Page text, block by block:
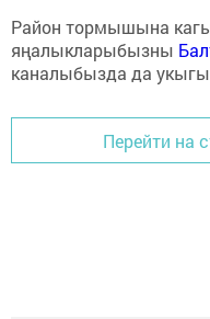
Район тормышына
яңалыкларыбызны
каналыбызда да
Перейти на